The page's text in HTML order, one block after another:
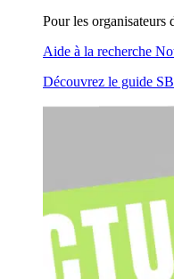
Pour les organisateurs
Aide à la recherche
Découvrez le guide